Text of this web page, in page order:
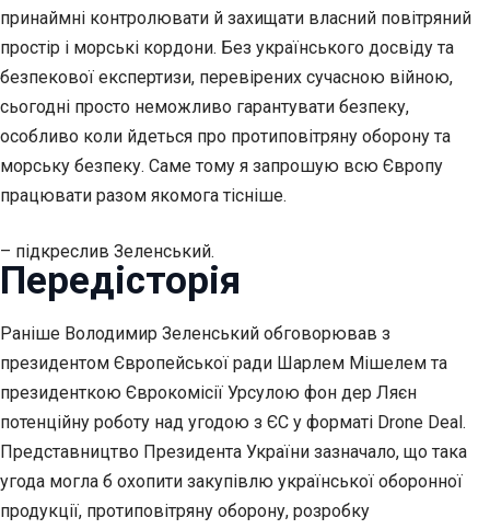
принаймні контролювати й захищати власний повітряний
простір і морські кордони. Без українського досвіду та
безпекової експертизи, перевірених сучасною війною,
сьогодні просто неможливо гарантувати безпеку,
особливо коли йдеться про протиповітряну оборону та
морську безпеку. Саме тому я запрошую всю Європу
працювати разом якомога тісніше.
– підкреслив Зеленський.
Передісторія
Раніше Володимир Зеленський обговорював з
президентом Європейської ради Шарлем Мішелем та
президенткою Єврокомісії Урсулою фон дер Ляєн
потенційну роботу над угодою з ЄС у форматі Drone Deal.
Представництво Президента України зазначало, що така
угода могла б охопити закупівлю української оборонної
продукції, протиповітряну оборону, розробку